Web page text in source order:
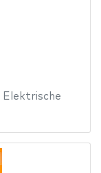
Elektrische